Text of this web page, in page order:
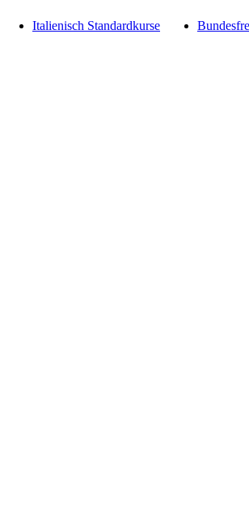
Italienisch Standardkurse